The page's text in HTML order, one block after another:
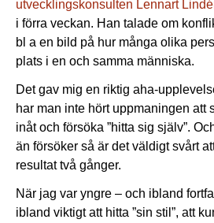
utvecklingskonsulten Lennart
i förra veckan. Han talade om
bl a en bild på hur många olika
plats i en och samma människa.
Det gav mig en riktig aha-
har man inte hört uppmaningen att
inåt och försöka ”hitta sig själv”.
än försöker så är det väldigt svårt
resultat två gånger.
När jag var yngre – och ibland
ibland viktigt att hitta ”sin stil”, att